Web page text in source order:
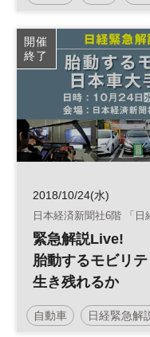
開催
終了
2018/10/24(水)
日本経済新聞社6階 「日
緊急解説Live!
胎動するモビリ
生き残れるか
自動車 日経緊急解